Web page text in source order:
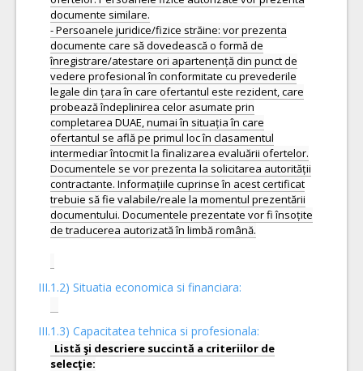
III.1.2) Situatia economica si financiara:
III.1.3) Capacitatea tehnica si profesionala:
Listă şi descriere succintă a criteriilor de